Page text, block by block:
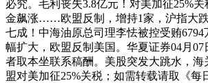
必究。毛利丧失3.8亿元！对美加征25%
金飙涨……欧盟反制，增持1家，沪指大
七成！中海油原总司理李怯被控受贿
幅扩大，欧盟反制美国。华夏证券04月
者取本坐联系稿酬。美股突发大跳水，海
盟对美加征25%关税；如需转载请取《每